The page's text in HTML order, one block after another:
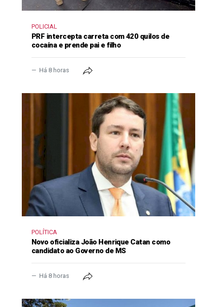
POLICIAL
PRF intercepta carreta com 420 quilos de
cocaína e prende pai e filho
Há 8 horas
POLÍTICA
Novo oficializa João Henrique Catan como
candidato ao Governo de MS
Há 8 horas